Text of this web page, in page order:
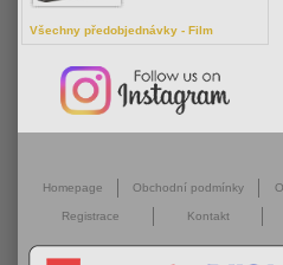
Všechny předobjednávky - Film
Homepage Obchodní podmínky
Registrace Kontakt